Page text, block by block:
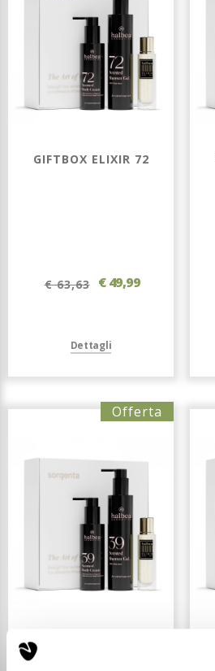
GIFTBOX ELIXIR 72
€ 63,63 € 49,99
Dettagli
Offerta
GIFTBOX ELIXIR 39